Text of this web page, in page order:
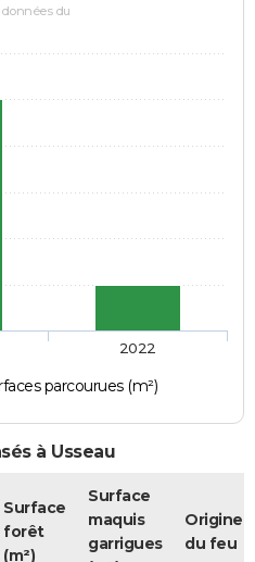
données du
parcourues (m²)
2022
à Usseau
Surface
forêt
(m²)
Surface
maquis
garrigues
Origine
du feu